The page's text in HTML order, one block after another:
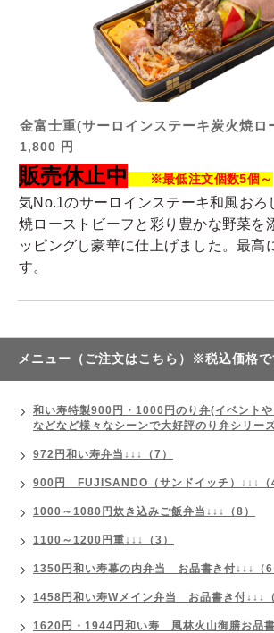
金富士重(サーロインステーキ炭火焼ロ
1,800 円
販売休止中 ※最低注文個数5個～
気No.1のサーロインステーキ和風おろ
焼ローストビーフと彩り豊かな野菜を
ッピングし豪華に仕上げました。最高
す。
メニュー（ご注文はこちら）※税込価格で
和い寿特製900円・1000円のり弁(イベント
などなど様々なシーンで大好評のり弁シリー
972円和い寿弁当↓↓↓（7）
900円 FUJISANDO（サンドイッチ）↓↓↓（4
1000～1080円炊き込みご飯弁当↓↓↓（8）
1100～1200円重↓↓↓（3）
1350円和い寿幕の内弁当 お品書き付↓↓↓（6
1458円和い寿Wメイン弁当 お品書き付↓↓↓（
1620円・1944円和い寿 風林火山御膳お品書